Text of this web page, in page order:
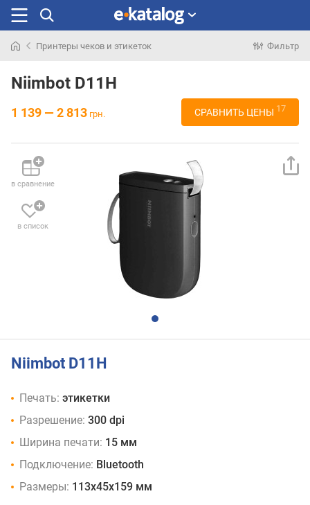
раньше
Принтеры чеков и этикеток Фильтр
Niimbot D11H
1 139 — 2 813 грн. СРАВНИТЬ ЦЕНЫ 17
в сравнение
в список
Niimbot D11H
Печать: этикетки
Разрешение: 300 dpi
Ширина печати: 15 мм
Подключение: Bluetooth
Размеры: 113х45х159 мм